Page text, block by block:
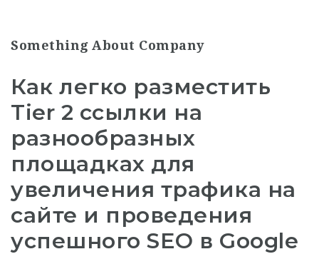
Something About Company
Как легко разместить
Tier 2 ссылки на
разнообразных
площадках для
увеличения трафика на
сайте и проведения
успешного SEO в Google